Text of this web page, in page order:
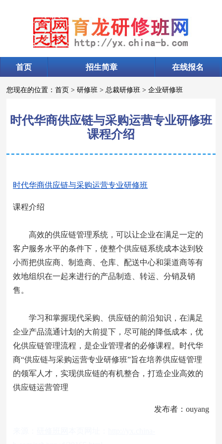
首页 招生简章 在线报名
您现在的位置：首页 >研修班 >总裁研修班 >企业研修班
时代华商供应链与采购运营专业研修班
课程介绍
时代华商供应链与采购运营专业研修班
课程介绍
高效的供应链管理系统，可以让企业在满足一定的
客户服务水平的条件下，使整个供应链系统成本达到较
小而把供应商、制造商、仓库、配送中心和渠道商等有
效地组织在一起来进行的产品制造、转运、分销及销
售。
学习和掌握现代采购、供应链的前沿知识，在满足
企业产品流通计划的大前提下，尽可能的降低成本，优
化供应链管理流程，是企业管理者的必修课程。时代华
商“供应链与采购运营专业研修班”旨在培养供应链管理
的领军人才，实现供应链的有机整合，打造企业高效的
供应链运营管理
发布者：ouyang